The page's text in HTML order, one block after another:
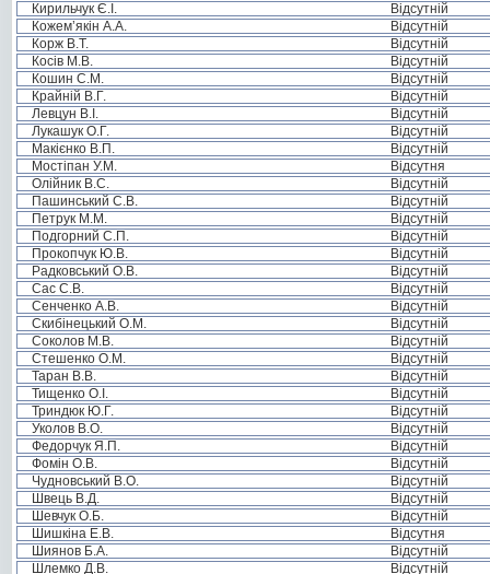
Кирильчук Є.І.
Відсутній
Кожем’якін А.А.
Відсутній
Корж В.Т.
Відсутній
Косів М.В.
Відсутній
Кошин С.М.
Відсутній
Крайній В.Г.
Відсутній
Левцун В.І.
Відсутній
Лукашук О.Г.
Відсутній
Макієнко В.П.
Відсутній
Мостіпан У.М.
Відсутня
Олійник В.С.
Відсутній
Пашинський С.В.
Відсутній
Петрук М.М.
Відсутній
Подгорний С.П.
Відсутній
Прокопчук Ю.В.
Відсутній
Радковський О.В.
Відсутній
Сас С.В.
Відсутній
Сенченко А.В.
Відсутній
Скибінецький О.М.
Відсутній
Соколов М.В.
Відсутній
Стешенко О.М.
Відсутній
Таран В.В.
Відсутній
Тищенко О.І.
Відсутній
Триндюк Ю.Г.
Відсутній
Уколов В.О.
Відсутній
Федорчук Я.П.
Відсутній
Фомін О.В.
Відсутній
Чудновський В.О.
Відсутній
Швець В.Д.
Відсутній
Шевчук О.Б.
Відсутній
Шишкіна Е.В.
Відсутня
Шиянов Б.А.
Відсутній
Шлемко Д.В.
Відсутній